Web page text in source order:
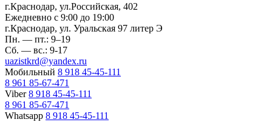
г.Краснодар, ул.Российская, 402
Ежедневно c 9:00 до 19:00
г.Краснодар, ул. Уральская 97 литер Э
Пн. — пт.: 9–19
Сб. — вс.: 9-17
uazistkrd@yandex.ru
Мобильный 8 918 45-45-111
8 961 85-67-471
Viber8 918 45-45-111
8 961 85-67-471
Whatsapp 8 918 45-45-111